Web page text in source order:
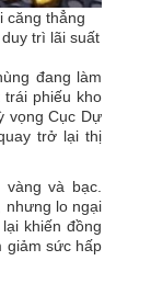
căng thẳng
trì lãi suất
đang làm
phiếu kho
vọng Cục Dự
trở lại thị
và bạc.
nhưng lo ngại
khiến đồng
giảm sức hấp